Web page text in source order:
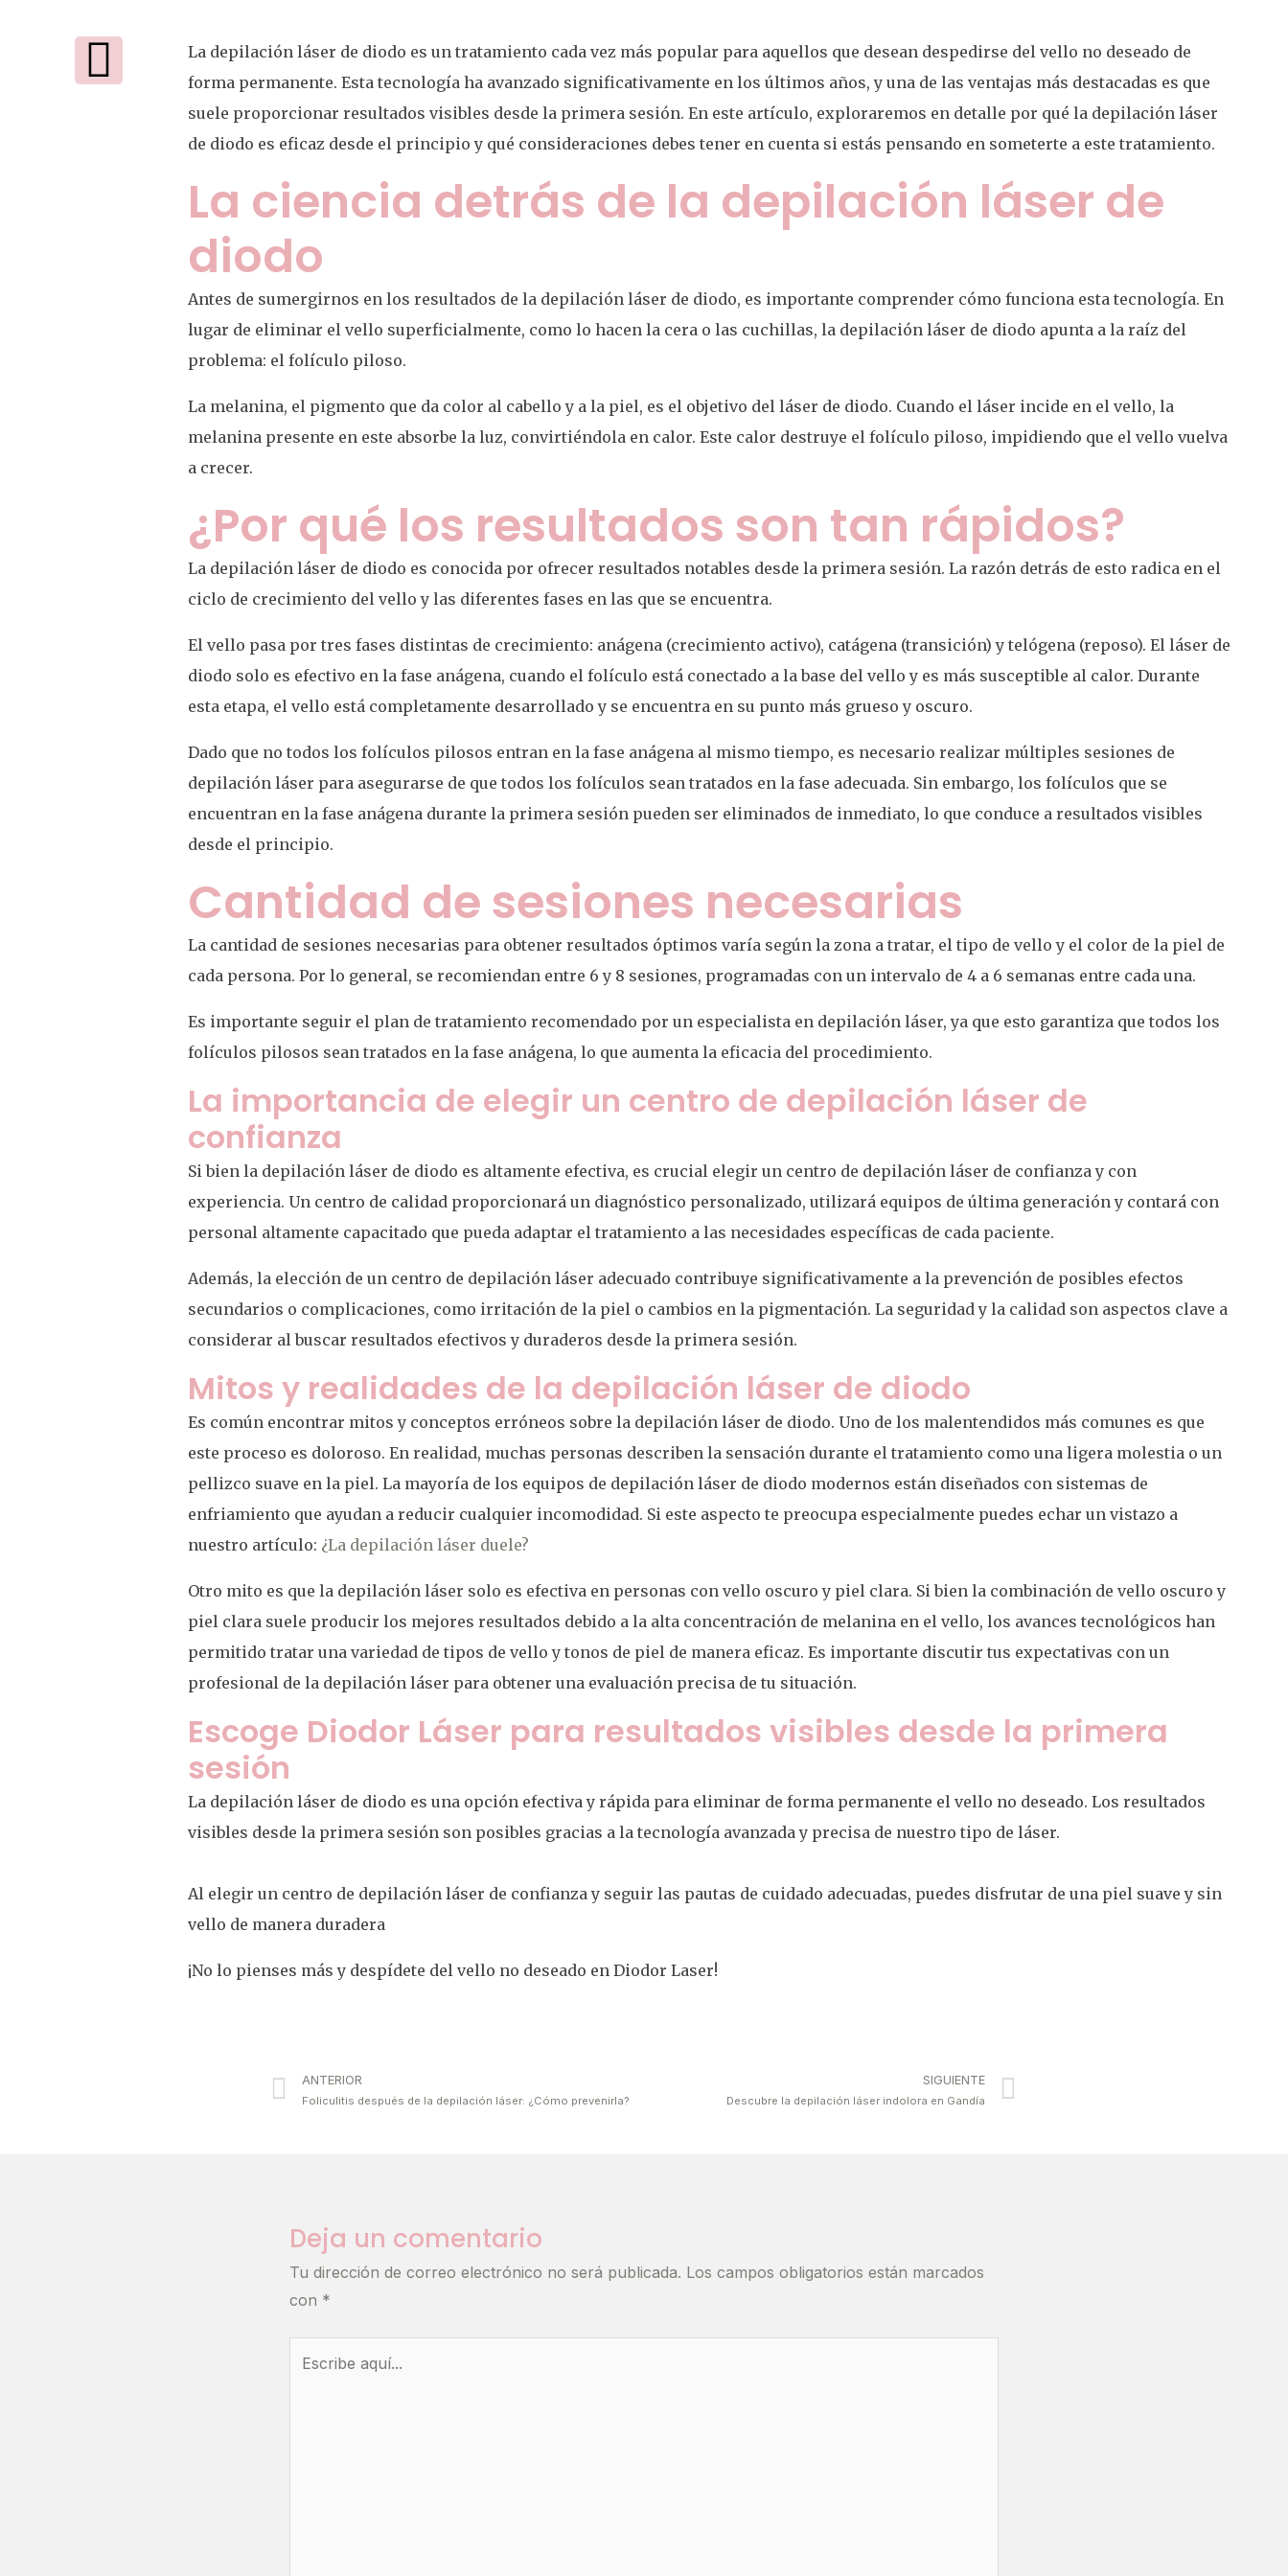
La depilación láser de diodo es un tratamiento cada vez más popular para aquellos que desean despedirse del vello no deseado de
forma permanente. Esta tecnología ha avanzado significativamente en los últimos años, y una de las ventajas más destacadas es que
suele proporcionar resultados visibles desde la primera sesión. En este artículo, exploraremos en detalle por qué la depilación láser
de diodo es eficaz desde el principio y qué consideraciones debes tener en cuenta si estás pensando en someterte a este tratamiento.
La ciencia detrás de la depilación láser de
diodo
Antes de sumergirnos en los resultados de la depilación láser de diodo, es importante comprender cómo funciona esta tecnología. En
lugar de eliminar el vello superficialmente, como lo hacen la cera o las cuchillas, la depilación láser de diodo apunta a la raíz del
problema: el folículo piloso.
La melanina, el pigmento que da color al cabello y a la piel, es el objetivo del láser de diodo. Cuando el láser incide en el vello, la
melanina presente en este absorbe la luz, convirtiéndola en calor. Este calor destruye el folículo piloso, impidiendo que el vello vuelva
a crecer.
¿Por qué los resultados son tan rápidos?
La depilación láser de diodo es conocida por ofrecer resultados notables desde la primera sesión. La razón detrás de esto radica en el
ciclo de crecimiento del vello y las diferentes fases en las que se encuentra.
El vello pasa por tres fases distintas de crecimiento: anágena (crecimiento activo), catágena (transición) y telógena (reposo). El láser de
diodo solo es efectivo en la fase anágena, cuando el folículo está conectado a la base del vello y es más susceptible al calor. Durante
esta etapa, el vello está completamente desarrollado y se encuentra en su punto más grueso y oscuro.
Dado que no todos los folículos pilosos entran en la fase anágena al mismo tiempo, es necesario realizar múltiples sesiones de
depilación láser para asegurarse de que todos los folículos sean tratados en la fase adecuada. Sin embargo, los folículos que se
encuentran en la fase anágena durante la primera sesión pueden ser eliminados de inmediato, lo que conduce a resultados visibles
desde el principio.
Cantidad de sesiones necesarias
La cantidad de sesiones necesarias para obtener resultados óptimos varía según la zona a tratar, el tipo de vello y el color de la piel de
cada persona. Por lo general, se recomiendan entre 6 y 8 sesiones, programadas con un intervalo de 4 a 6 semanas entre cada una.
Es importante seguir el plan de tratamiento recomendado por un especialista en depilación láser, ya que esto garantiza que todos los
folículos pilosos sean tratados en la fase anágena, lo que aumenta la eficacia del procedimiento.
La importancia de elegir un centro de depilación láser de
confianza
Si bien la depilación láser de diodo es altamente efectiva, es crucial elegir un centro de depilación láser de confianza y con
experiencia. Un centro de calidad proporcionará un diagnóstico personalizado, utilizará equipos de última generación y contará con
personal altamente capacitado que pueda adaptar el tratamiento a las necesidades específicas de cada paciente.
Además, la elección de un centro de depilación láser adecuado contribuye significativamente a la prevención de posibles efectos
secundarios o complicaciones, como irritación de la piel o cambios en la pigmentación. La seguridad y la calidad son aspectos clave a
considerar al buscar resultados efectivos y duraderos desde la primera sesión.
Mitos y realidades de la depilación láser de diodo
Es común encontrar mitos y conceptos erróneos sobre la depilación láser de diodo. Uno de los malentendidos más comunes es que
este proceso es doloroso. En realidad, muchas personas describen la sensación durante el tratamiento como una ligera molestia o un
pellizco suave en la piel. La mayoría de los equipos de depilación láser de diodo modernos están diseñados con sistemas de
enfriamiento que ayudan a reducir cualquier incomodidad. Si este aspecto te preocupa especialmente puedes echar un vistazo a
nuestro artículo: ¿La depilación láser duele?
Otro mito es que la depilación láser solo es efectiva en personas con vello oscuro y piel clara. Si bien la combinación de vello oscuro y
piel clara suele producir los mejores resultados debido a la alta concentración de melanina en el vello, los avances tecnológicos han
permitido tratar una variedad de tipos de vello y tonos de piel de manera eficaz. Es importante discutir tus expectativas con un
profesional de la depilación láser para obtener una evaluación precisa de tu situación.
Escoge Diodor Láser para resultados visibles desde la primera
sesión
La depilación láser de diodo es una opción efectiva y rápida para eliminar de forma permanente el vello no deseado. Los resultados
visibles desde la primera sesión son posibles gracias a la tecnología avanzada y precisa de nuestro tipo de láser.
Al elegir un centro de depilación láser de confianza y seguir las pautas de cuidado adecuadas, puedes disfrutar de una piel suave y sin
vello de manera duradera
¡No lo pienses más y despídete del vello no deseado en Diodor Laser!
ANTERIOR
Foliculitis después de la depilación láser: ¿Cómo prevenirla?
SIGUIENTE
Descubre la depilación láser indolora en Gandía
Deja un comentario
Tu dirección de correo electrónico no será publicada. Los campos obligatorios están marcados
con *